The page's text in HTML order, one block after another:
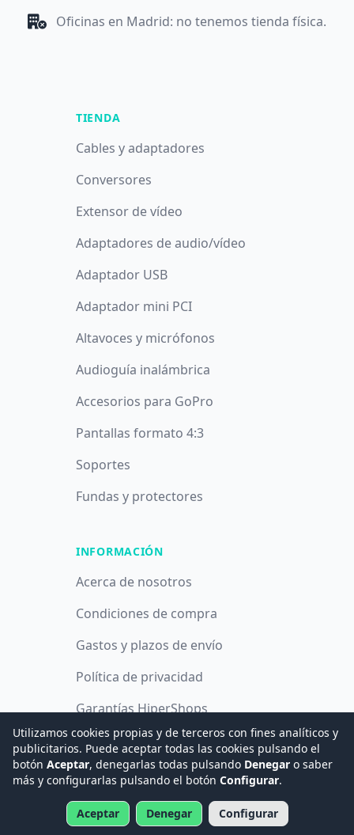
Oficinas en Madrid: no tenemos tienda física.
TIENDA
Cables y adaptadores
Conversores
Extensor de vídeo
Adaptadores de audio/vídeo
Adaptador USB
Adaptador mini PCI
Altavoces y micrófonos
Audioguía inalámbrica
Accesorios para GoPro
Pantallas formato 4:3
Soportes
Fundas y protectores
INFORMACIÓN
Acerca de nosotros
Condiciones de compra
Gastos y plazos de envío
Política de privacidad
Garantías HiperShops
Política de cookies
© 2008 -2026Hogar Digital e Inmótica Ingenieros, S.L.
Utilizamos cookies propias y de terceros con fines analíticos y
publicitarios. Puede aceptar todas las cookies pulsando el
botón Aceptar, denegarlas todas pulsando Denegar o saber
más y configurarlas pulsando el botón Configurar.
Aceptar Denegar Configurar